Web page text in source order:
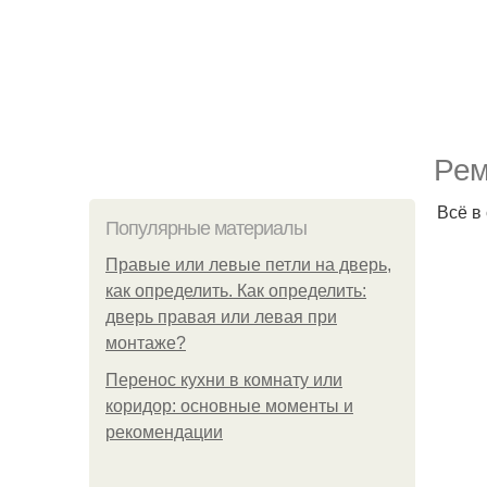
Популярные материалы
Правые или левые петли на дверь,
как определить. Как определить:
дверь правая или левая при
монтаже?
Перенос кухни в комнату или
коридор: основные моменты и
рекомендации
Всё в